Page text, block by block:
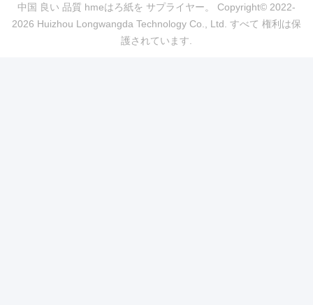
中国 良い 品質 hmeはろ紙を サプライヤー。 Copyright© 2022-
2026 Huizhou Longwangda Technology Co., Ltd. すべて 権利は保
護されています.